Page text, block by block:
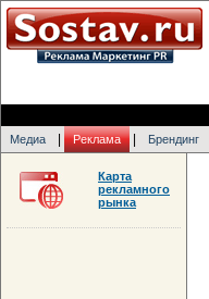
Медиа Реклама Брендинг
Карта
рекламного
рынка